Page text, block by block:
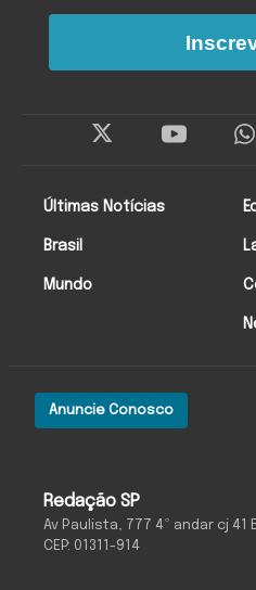
Redação SP
Av Paulista, 777 4º andar cj 41
CEP: 01311-914
Anuncie Conosco
Últimas Notícias
Brasil
Mundo